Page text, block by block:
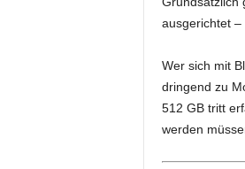
ausgerichtet –
Wer sich mit
dringend zu
512 GB tritt
werden